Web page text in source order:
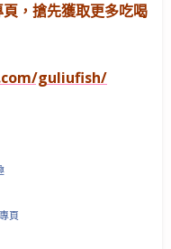
，搶先獲取更多吃喝
guliufish/
頁